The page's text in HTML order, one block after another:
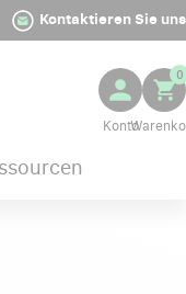
Kontaktieren Sie uns
0